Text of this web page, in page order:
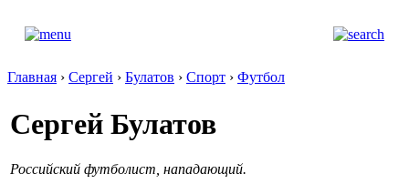
Главная › Сергей › Булатов › Спорт › Футбол
Сергей Булатов
Российский футболист, нападающий.